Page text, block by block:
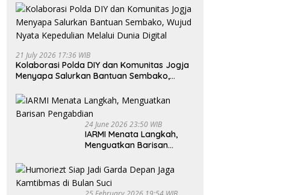
21 July 2026 17:36 WIB
Kolaborasi Polda DIY dan Komunitas Jogja
Menyapa Salurkan Bantuan Sembako,
Digital
24 June 2026 23:50 WIB
IARMI Menata Langkah,
Menguatkan Barisan